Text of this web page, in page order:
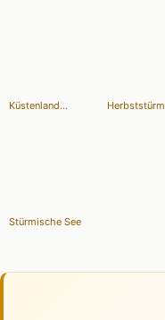
Küstenland...
Stürmische See